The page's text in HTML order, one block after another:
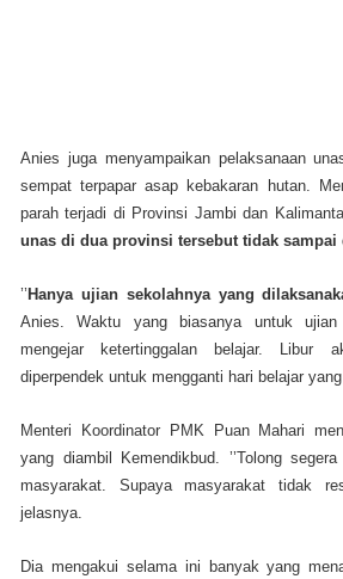
Anies juga menyampaikan pelaksanaan
sempat terpapar asap kebakaran hutan.
parah terjadi di Provinsi Jambi dan
unas di dua provinsi tersebut tidak sampai
’’Hanya ujian sekolahnya yang
Anies. Waktu yang biasanya untuk
mengejar ketertinggalan belajar. Libur
diperpendek untuk mengganti hari belajar yang
Menteri Koordinator PMK Puan Mahari
yang diambil Kemendikbud. ’’Tolong
masyarakat. Supaya masyarakat tidak
jelasnya.
Dia mengakui selama ini banyak yang